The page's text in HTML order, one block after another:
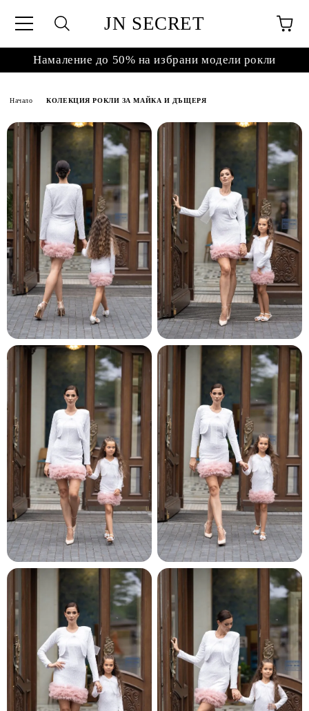
JN SECRET
и по лични мерки
Намаление до 50% на избрани модели рокли
Начало КОЛЕКЦИЯ РОКЛИ ЗА МАЙКА И ДЪЩЕРЯ